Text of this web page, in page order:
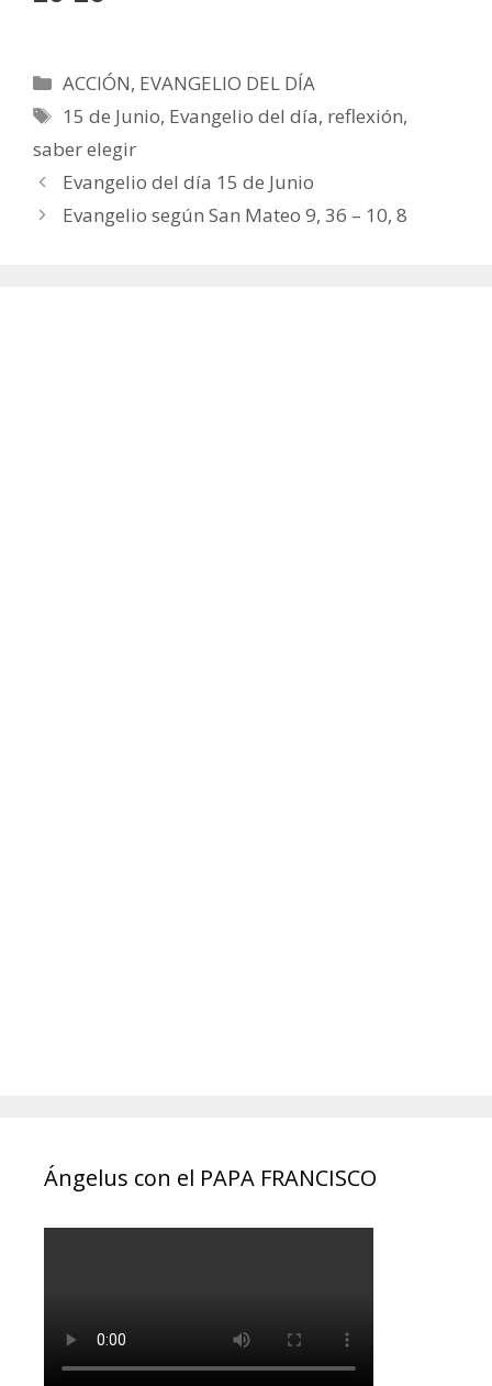
Categorías
ACCIÓN, EVANGELIO DEL DÍA
Etiquetas
15 de Junio, Evangelio del día, reflexión,
saber elegir
Evangelio del día 15 de Junio
Evangelio según San Mateo 9, 36 – 10, 8
Ángelus con el PAPA FRANCISCO